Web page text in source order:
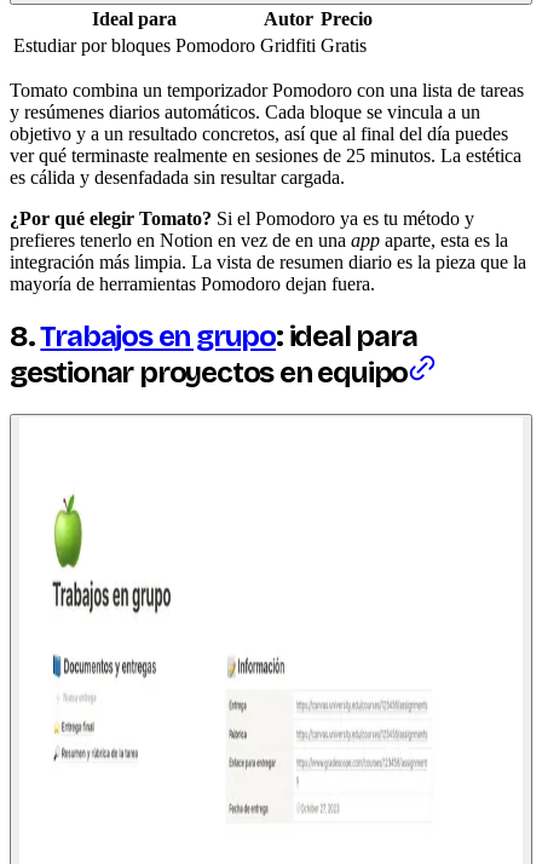
Ideal para Autor Precio
Estudiar por bloques Pomodoro Gridfiti Gratis
Tomato combina un temporizador Pomodoro con una lista de tareas
y resúmenes diarios automáticos. Cada bloque se vincula a un
objetivo y a un resultado concretos, así que al final del día puedes
ver qué terminaste realmente en sesiones de 25 minutos. La estética
es cálida y desenfadada sin resultar cargada.
¿Por qué elegir Tomato? Si el Pomodoro ya es tu método y
prefieres tenerlo en Notion en vez de en una app aparte, esta es la
integración más limpia. La vista de resumen diario es la pieza que la
mayoría de herramientas Pomodoro dejan fuera.
8.Trabajos en grupo: ideal para
gestionar proyectos en equipo